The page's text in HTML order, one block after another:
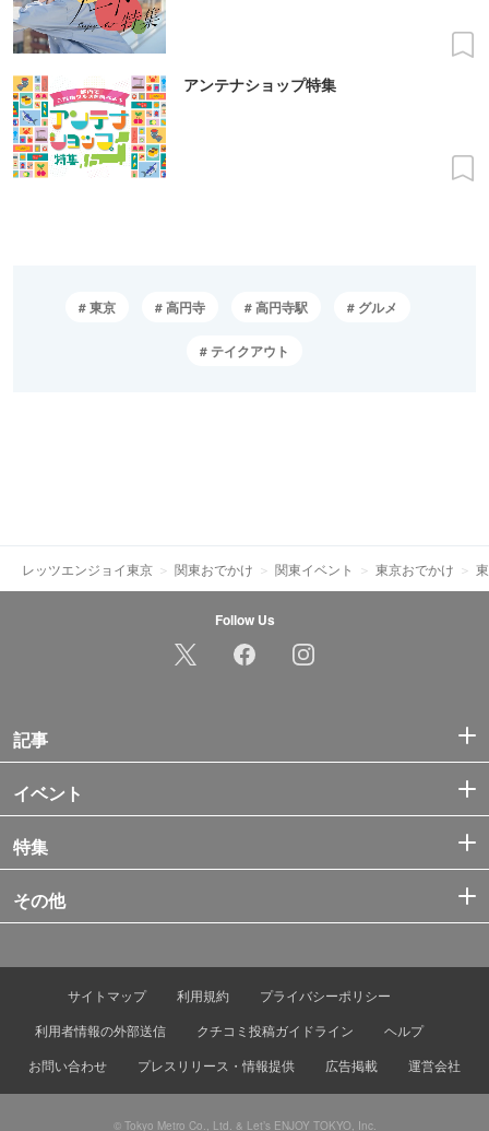
アンテナショップ特集
東京 高円寺 高円寺駅 グルメ
テイクアウト
レッツエンジョイ東京 関東おでかけ 関東イベント 東京おでかけ
Follow Us
記事
イベント
特集
その他
サイトマップ 利用規約
プライバシーポリシー
利用者情報の外部送信
クチコミ投稿ガイドライン
ヘルプ
お問い合わせ
プレスリリース・情報提供 広告掲載 運営会社
© Tokyo Metro Co., Ltd. & Let’s ENJOY TOKYO, Inc.